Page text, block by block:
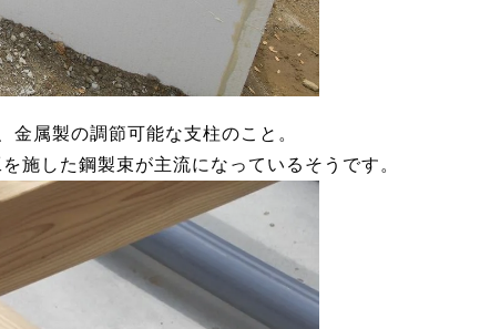
属製の調節可能な支柱のこと。
施した鋼製束が主流になっているそうです。